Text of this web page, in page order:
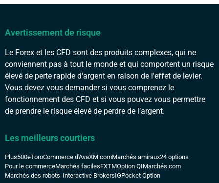
Avertissement de risque
Le Forex et les CFD sont des produits complexes, qui ne
conviennent pas à tout le monde et qui comportent un risque
élevé de perte rapide d'argent en raison de l'effet de levier.
Vous devez vous demander si vous comprenez le
fonctionnement des CFD et si vous pouvez vous permettre
de prendre le risque élevé de perdre de l’argent.
Les meilleurs courtiers
Plus500eToroCommerce d'AvaXM.comMarchés amiraux24 options
Pour le commerceMarchés facilesFXTMOption QIMarchés.com
Marchés des robots Interactive BrokersIGPocket Option